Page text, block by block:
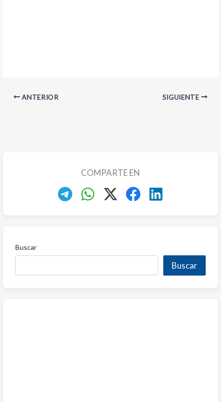
ANTERIOR SIGUIENTE
COMPARTE EN
Buscar
Buscar